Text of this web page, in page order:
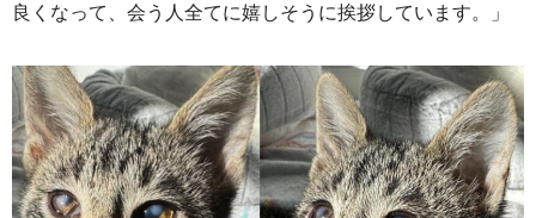
良くなって、会う人全てに嬉しそうに挨拶しています。」